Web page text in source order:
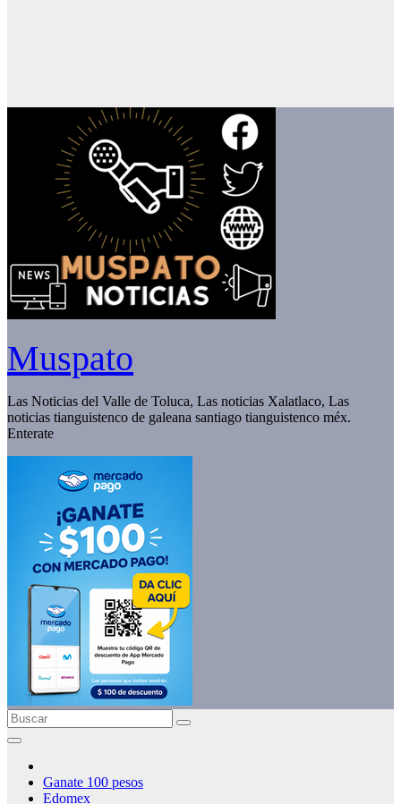
Muspato
Las Noticias del Valle de Toluca, Las noticias Xalatlaco, Las
noticias tianguistenco de galeana santiago tianguistenco méx.
Enterate
Ganate 100 pesos
Edomex